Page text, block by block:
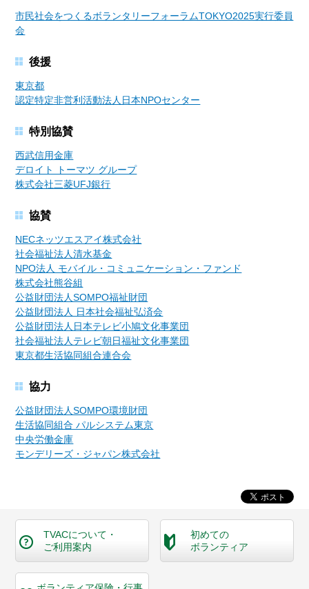
市民社会をつくるボランタリーフォーラムTOKYO2025実行委員
会
後援
東京都
認定特定非営利活動法人日本NPOセンター
特別協賛
西武信用金庫
デロイト トーマツ グループ
株式会社三菱UFJ銀行
協賛
NECネッツエスアイ株式会社
社会福祉法人清水基金
NPO法人 モバイル・コミュニケーション・ファンド
株式会社熊谷組
公益財団法人SOMPO福祉財団
公益財団法人 日本社会福祉弘済会
公益財団法人日本テレビ小鳩文化事業団
社会福祉法人テレビ朝日福祉文化事業団
東京都生活協同組合連合会
協力
公益財団法人SOMPO環境財団
生活協同組合 パルシステム東京
中央労働金庫
モンデリーズ・ジャパン株式会社
TVACについて・
ご利用案内
初めての
ボランティア